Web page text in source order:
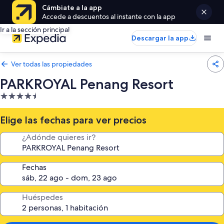
Cámbiate a la app
Accede a descuentos al instante con la app
Ir a la sección principal
Descargar la app
Ver todas las propiedades
PARKROYAL Penang Resort
Propiedad
de
4.5
estrellas
Elige las fechas para ver precios
¿Adónde quieres ir?
Fechas
Huéspedes